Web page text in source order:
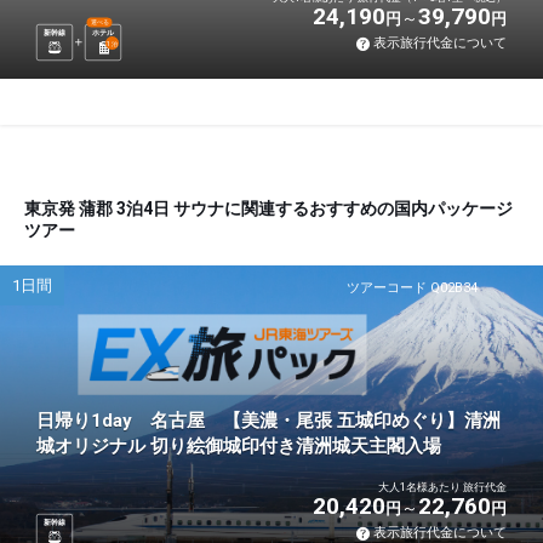
新幹線 ホテル
選べる
1 泊
24,190 円 39,790 円
表示旅行代金について
東京発 蒲郡 3泊4日 サウナに関連するおすすめの国内パッケージ
ツアー
ツアーコード Q02B34
1日間
日帰り1day 名古屋 【美濃・尾張 五城印めぐり】清洲
城オリジナル 切り絵御城印付き清洲城天主閣入場
新幹線
大人1名様あたり 旅行代金
20,420円 22,760円
表示旅行代金について